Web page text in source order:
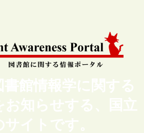
書館情報学に関する
お知らせする、国立
イトです。